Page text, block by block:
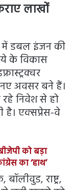
लाखों
में डबल इंजन की
के विकास
अवसर बने हैं।
निवेश से हो
है। एक्सप्रेस-वे
को बड़ा
का ‘हाथ’
राष्ट्र,